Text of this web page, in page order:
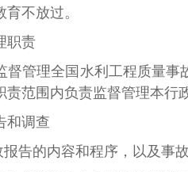
不放过。
职责
督管理全国水利工程质量
责范围内负责监督管理本行
和调查
告的内容和程序，以及事